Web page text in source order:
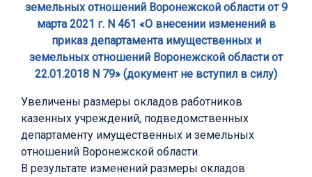
земельных отношений Воронежской области от 9
марта 2021 г. N 461 «О внесении изменений в
приказ департамента имущественных и
земельных отношений Воронежской области от
22.01.2018 N 79» (документ не вступил в силу)
Увеличены размеры окладов работников
казенных учреждений, подведомственных
департаменту имущественных и земельных
отношений Воронежской области.
В результате изменений размеры окладов